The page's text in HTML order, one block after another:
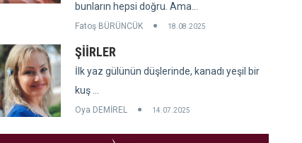
bunların hepsi doğru. Ama...
Fatoş BÜRÜNCÜK 18.08.2025
ŞİİRLER
İlk yaz gülünün düşlerinde, kanadı yeşil bir
kuş ...
Oya DEMİREL 14.07.2025